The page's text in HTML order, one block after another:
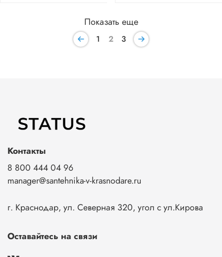
Показать еще
1 2 3
Контакты
8 800 444 04 96
manager@santehnika-v-krasnodare.ru
г. Краснодар, ул. Северная 320, угол с ул.Кирова
Оставайтесь на связи